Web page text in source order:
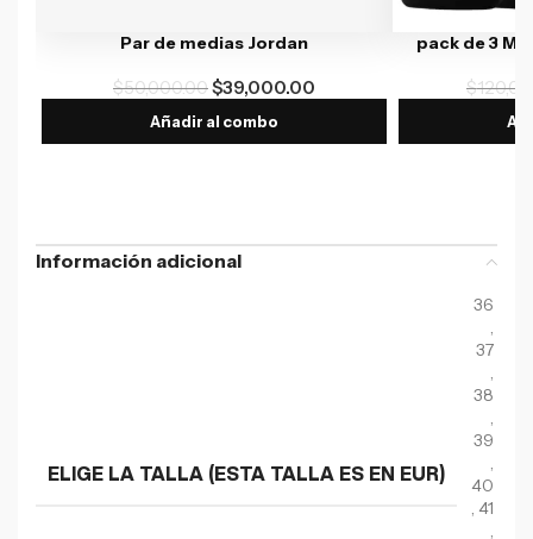
Par de medias Jordan
$50,000.00$39,000.00
Añadir al combo
pack de 3
$
Información adicional
ELIGE LA TALLA (ESTA TALLA ES EN EUR)
36
37
38
39
40
41